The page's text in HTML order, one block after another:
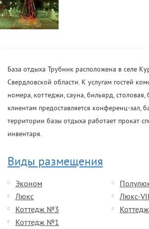
База отдыха Трубник расположена в селе
Свердловской области. К услугам гостей
номера, коттеджи, сауна, бильярд,
клиентам предоставляется конференц-зал,
территории базы отдыха работает прокат
инвентаря.
Виды размещения
Эконом
Люкс
Люкс-
Коттедж №3
Коттедж №1